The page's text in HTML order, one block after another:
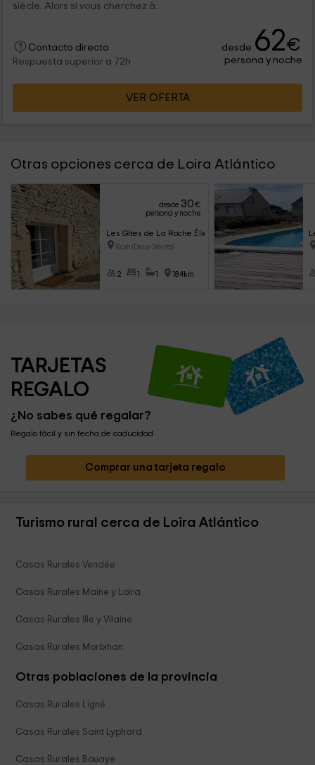
siècle. Alors si vous cherchez à...
Contacto directo
Respuesta superior a 72h
desde 62€
persona y noche
VER OFERTA
Otras opciones cerca de Loira Atlántico
desde 30€
persona y noche
Les Gîtes de La Roche Élie - Chez Théophile
Rom (Deux-Sèvres)
2 1 1 184km
TARJETAS
REGALO
¿No sabes qué regalar?
Regalo fácil y sin fecha de caducidad
Comprar una tarjeta regalo
Turismo rural cerca de Loira Atlántico
Casas Rurales Vendée
Casas Rurales Maine y Loira
Casas Rurales Ille y Vilaine
Casas Rurales Morbihan
Otras poblaciones de la provincia
Casas Rurales Ligné
Casas Rurales Saint Lyphard
Casas Rurales Bouaye